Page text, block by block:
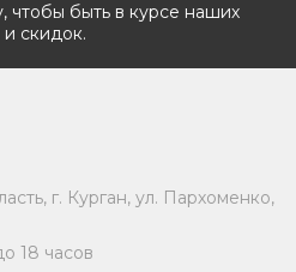
чтобы быть в курсе наших
скидок.
г. Курган, ул. Пархоменко,
18 часов